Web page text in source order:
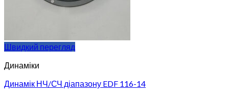
Швидкий перегляд
Динаміки
Динамік НЧ/СЧ діапазону EDF 116-14